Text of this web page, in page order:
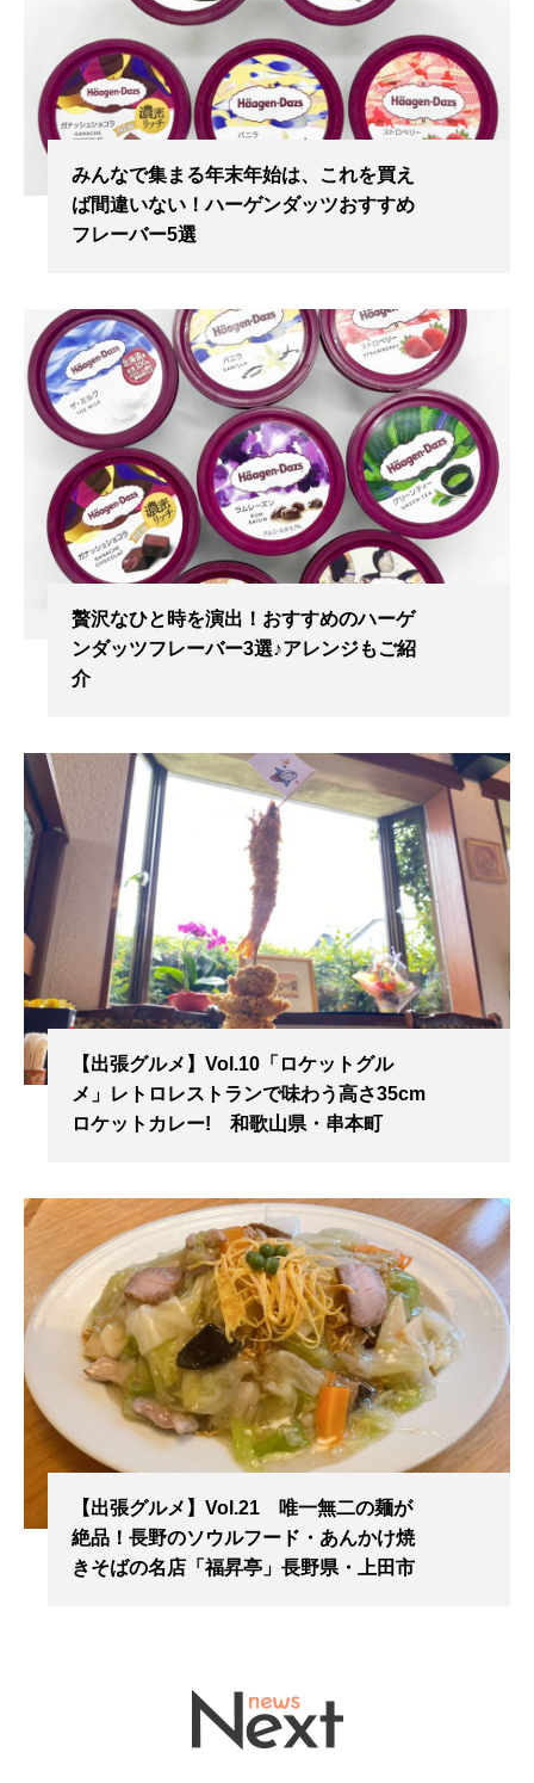
みんなで集まる年末年始は、これを買え
ば間違いない！ハーゲンダッツおすすめ
フレーバー5選
贅沢なひと時を演出！おすすめのハーゲ
ンダッツフレーバー3選♪アレンジもご紹
介
【出張グルメ】Vol.10「ロケットグル
メ」レトロレストランで味わう高さ35cm
ロケットカレー! 和歌山県・串本町
【出張グルメ】Vol.21 唯一無二の麺が
絶品！長野のソウルフード・あんかけ焼
きそばの名店「福昇亭」長野県・上田市